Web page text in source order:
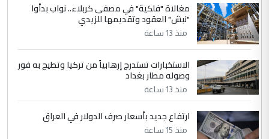
مغالاة "فلكية" في مصفى كربلاء.. نواب بدأوا
"نبش" العقود وتقديمها للزيدي
منذ 13 ساعة
الاستخبارات تستدرج إرهابياً من تركيا وتطيح به فور
وصوله مطار بغداد
منذ 13 ساعة
ارتفاع جديد بأسعار صرف الدولار في العراق
منذ 15 ساعة